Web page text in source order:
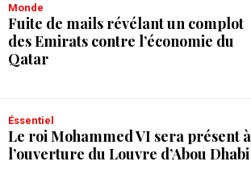
Monde
Fuite de mails révélant un complot
des Emirats contre l’économie du
Qatar
Éssentiel
Le roi Mohammed VI sera présent à
l’ouverture du Louvre d’Abou Dhabi